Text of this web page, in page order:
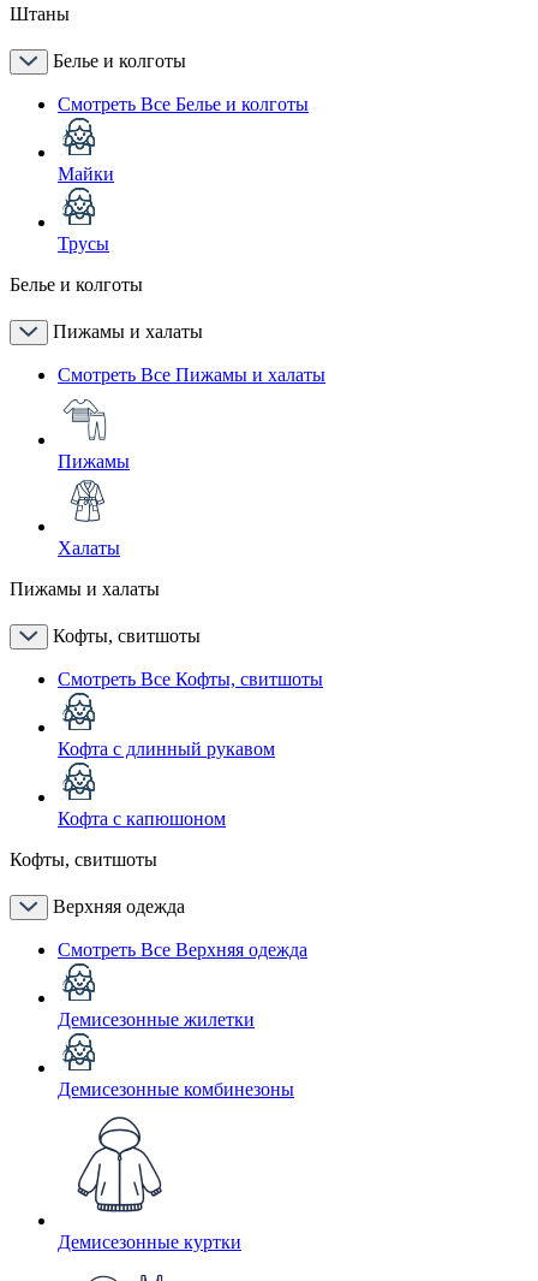
Штаны
Белье и колготы
Смотреть Все Белье и колготы
Майки
Трусы
Белье и колготы
Пижамы и халаты
Смотреть Все Пижамы и халаты
Пижамы
Халаты
Пижамы и халаты
Кофты, свитшоты
Смотреть Все Кофты, свитшоты
Кофта с длинный рукавом
Кофта с капюшоном
Кофты, свитшоты
Верхняя одежда
Смотреть Все Верхняя одежда
Демисезонные жилетки
Демисезонные комбинезоны
Демисезонные куртки